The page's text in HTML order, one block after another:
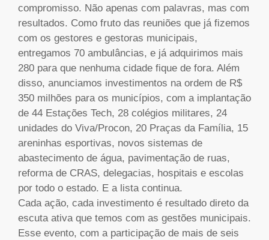
compromisso. Não apenas com palavras, mas com
resultados. Como fruto das reuniões que já fizemos
com os gestores e gestoras municipais,
entregamos 70 ambulâncias, e já adquirimos mais
280 para que nenhuma cidade fique de fora. Além
disso, anunciamos investimentos na ordem de R$
350 milhões para os municípios, com a implantação
de 44 Estações Tech, 28 colégios militares, 24
unidades do Viva/Procon, 20 Praças da Família, 15
areninhas esportivas, novos sistemas de
abastecimento de água, pavimentação de ruas,
reforma de CRAS, delegacias, hospitais e escolas
por todo o estado. E a lista continua.
Cada ação, cada investimento é resultado direto da
escuta ativa que temos com as gestões municipais.
Esse evento, com a participação de mais de seis